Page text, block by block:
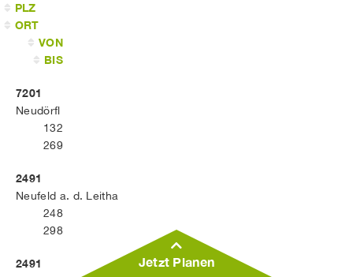
PLZ
ORT
VON
BIS
7201
Neudörfl
132
269
2491
Neufeld a. d. Leitha
248
298
2491 Jetzt Planen